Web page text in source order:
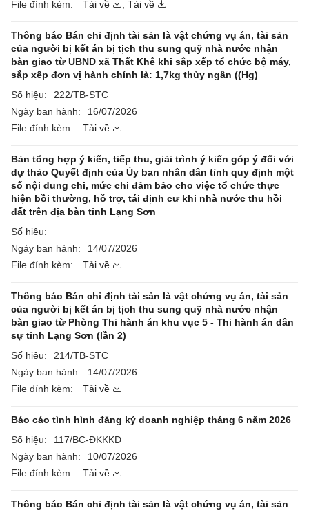
File đính kèm:
Tải về Tải về
Thông báo Bán chỉ định tài sản là vật chứng vụ án, tài sản
của người bị kết án bị tịch thu sung quỹ nhà nước nhận
bàn giao từ UBND xã Thất Khê khi sắp xếp tổ chức bộ máy,
sắp xếp đơn vị hành chính là: 1,7kg thủy ngân ((Hg)
Số hiệu:
222/TB-STC
Ngày ban hành:
16/07/2026
File đính kèm:
Tải về
Bản tổng hợp ý kiến, tiếp thu, giải trình ý kiến góp ý đối với
dự thảo Quyết định của Ủy ban nhân dân tỉnh quy định một
số nội dung chi, mức chi đảm bảo cho việc tổ chức thực
hiện bồi thường, hỗ trợ, tái định cư khi nhà nước thu hồi
đất trên địa bàn tỉnh Lạng Sơn
Số hiệu:
Ngày ban hành:
14/07/2026
File đính kèm:
Tải về
Thông báo Bán chỉ định tài sản là vật chứng vụ án, tài sản
của người bị kết án bị tịch thu sung quỹ nhà nước nhận
bàn giao từ Phòng Thi hành án khu vục 5 - Thi hành án dân
sự tỉnh Lạng Sơn (lần 2)
Số hiệu:
214/TB-STC
Ngày ban hành:
14/07/2026
File đính kèm:
Tải về
Báo cáo tình hình đăng ký doanh nghiệp tháng 6 năm 2026
Số hiệu:
117/BC-ĐKKKD
Ngày ban hành:
10/07/2026
File đính kèm:
Tải về
Thông báo Bán chỉ định tài sản là vật chứng vụ án, tài sản